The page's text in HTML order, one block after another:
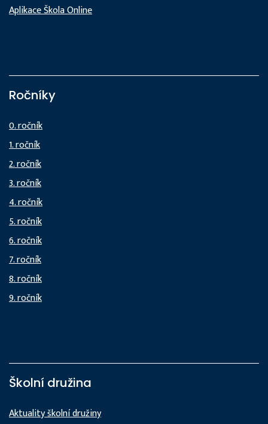
Aplikace Škola Online
Ročníky
0. ročník
1. ročník
2. ročník
3. ročník
4. ročník
5. ročník
6. ročník
7. ročník
8. ročník
9. ročník
Školní družina
Aktuality školní družiny